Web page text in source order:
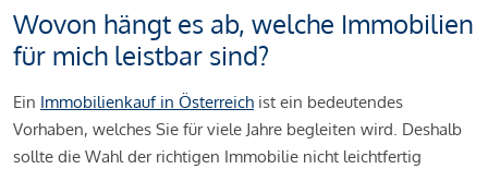
Wovon hängt es ab, welche Immobilien
für mich leistbar sind?
Ein Immobilienkauf in Österreich ist ein bedeutendes
Vorhaben, welches Sie für viele Jahre begleiten wird. Deshalb
sollte die Wahl der richtigen Immobilie nicht leichtfertig